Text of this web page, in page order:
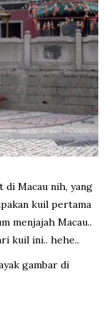
di Macau nih, yang
kuil pertama
menjajah Macau..
kuil ini.. hehe..
gambar di